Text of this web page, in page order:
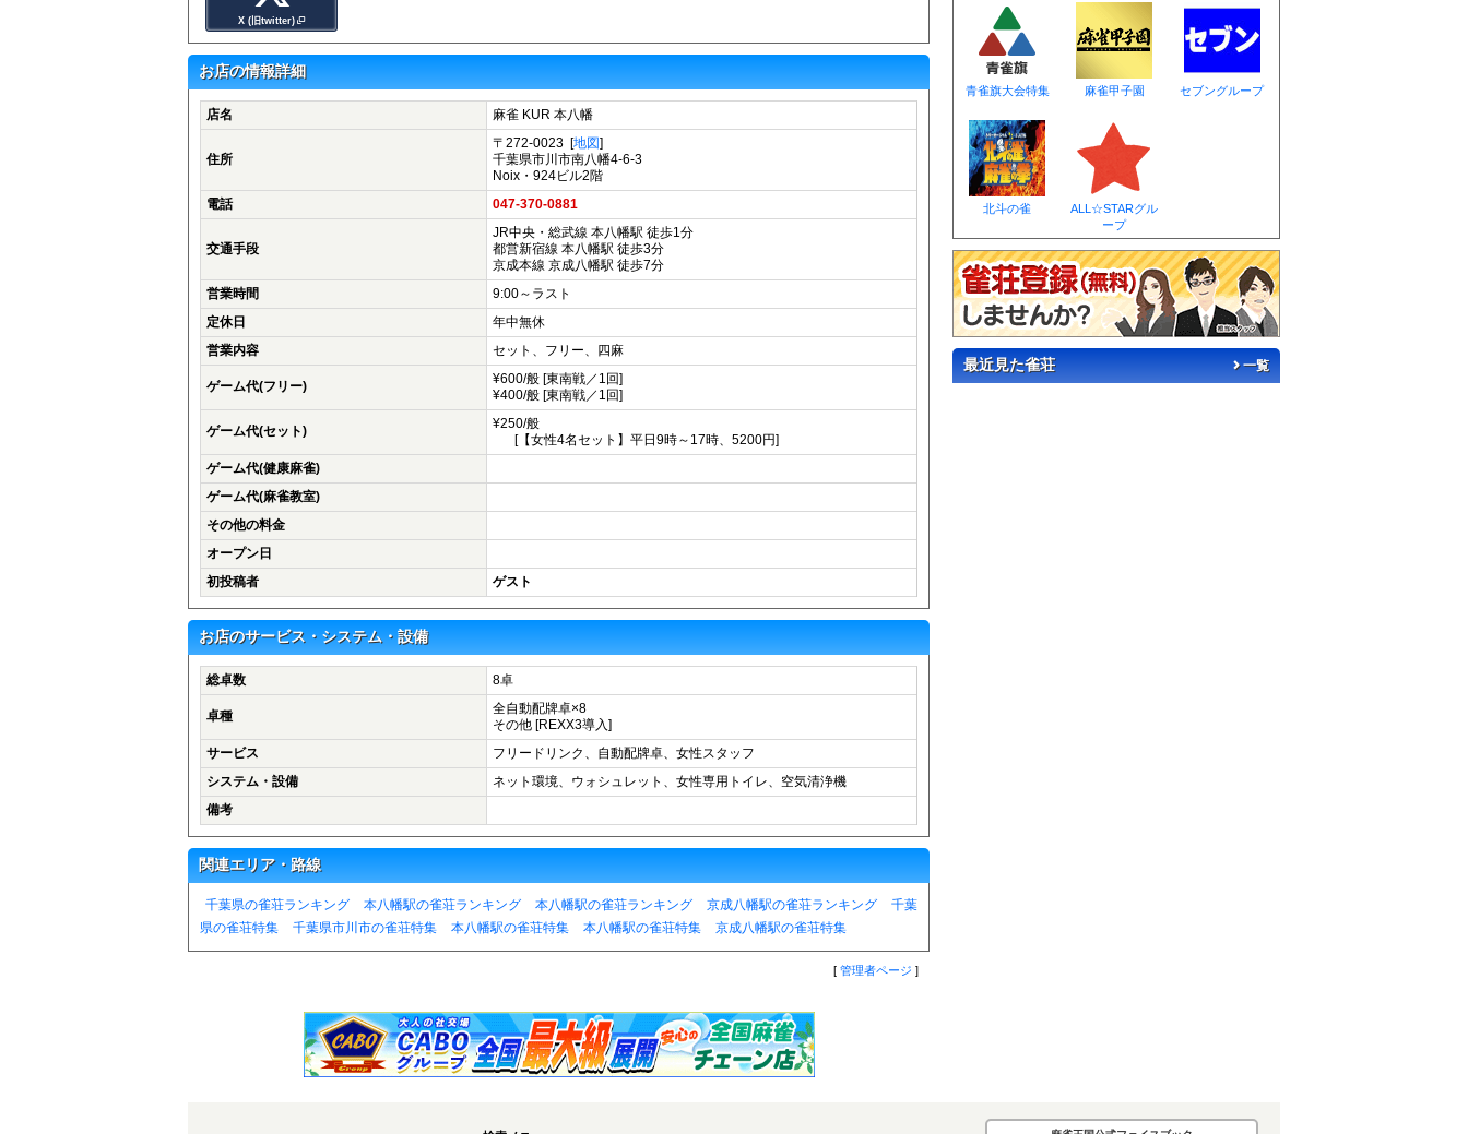
X (旧twitter)
お店の情報詳細
店名 麻雀 KUR 本八幡
住所
〒272-0023 [地図]
千葉県市川市南八幡4-6-3
Noix・924ビル2階
電話
047-370-0881
交通手段
JR中央・総武線 本八幡駅 徒歩1分
都営新宿線 本八幡駅 徒歩3分
京成本線 京成八幡駅 徒歩7分
営業時間
9:00～ラスト
定休日
年中無休
営業内容
セット、フリー、四麻
ゲーム代(フリー)
¥600/般 [東南戦／1回]
¥400/般 [東南戦／1回]
ゲーム代(セット)
¥250/般
[【女性4名セット】平日9時～17時、5200円]
ゲーム代(健康麻雀)
ゲーム代(麻雀教室)
その他の料金
オープン日
初投稿者
ゲスト
お店のサービス・システム・設備
総卓数 8卓
卓種
全自動配牌卓×8
その他 [REXX3導入]
サービス
フリードリンク、自動配牌卓、女性スタッフ
システム・設備
ネット環境、ウォシュレット、女性専用トイレ、空気清浄機
備考
関連エリア・路線
千葉県の雀荘ランキング 本八幡駅の雀荘ランキング 本八幡駅の雀荘ランキング 京成八幡駅の雀荘ランキング
千葉
県の雀荘特集
千葉県市川市の雀荘特集 本八幡駅の雀荘特集 本八幡駅の雀荘特集 京成八幡駅の雀荘特集
[ 管理者ページ ]
青雀旗大会特集 麻雀甲子園 セブングループ
北斗の雀
ALL☆STARグル
ープ
最近見た雀荘 一覧